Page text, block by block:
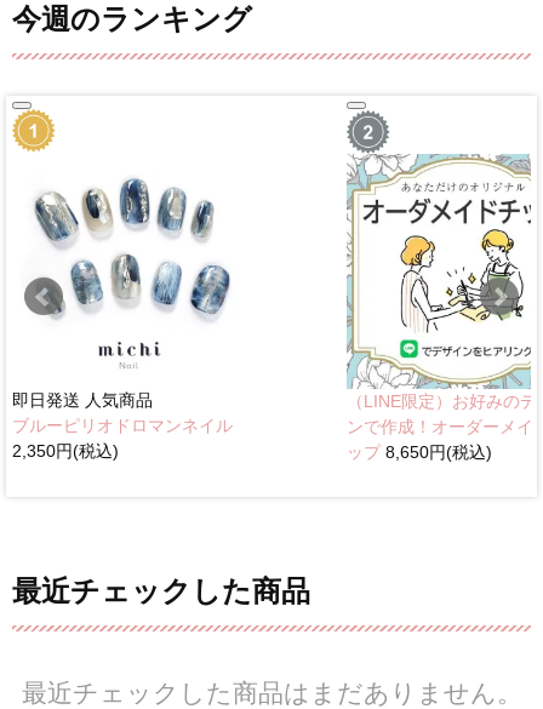
今週のランキング
即日発送 人気商品
ブルーピリオドロマンネイル
2,350円(税込)
（LINE限定）お好みのデ
ンで作成！オーダーメイ
ップ8,650円(税込)
最近チェックした商品
最近チェックした商品はまだありません。